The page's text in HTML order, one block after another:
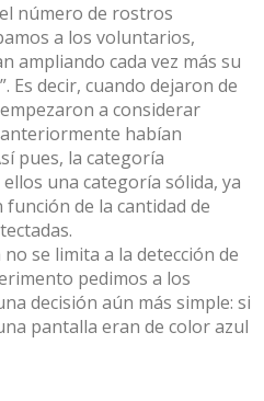
número de rostros
a los voluntarios,
ampliando cada vez más su
Es decir, cuando dejaron de
a considerar
habían
pues, la categoría
una categoría sólida, ya
de la cantidad de
se limita a la detección de
pedimos a los
decisión aún más simple: si
pantalla eran de color azul